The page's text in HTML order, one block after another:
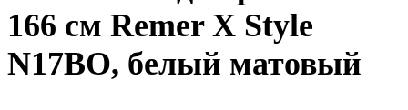
166 см Remer X Style
N17BO, белый матовый